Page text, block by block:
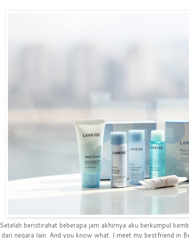
Setelah beristirahat beberapa jam akhirnya aku berkumpul
dari negara lain. And you know what. I meet my bestfriend in